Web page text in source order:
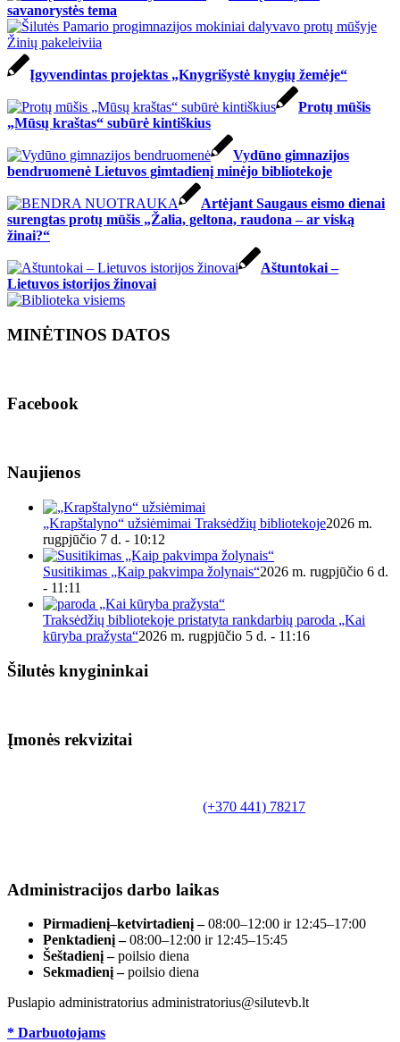
savanorystės tema
Įgyvendintas projektas „Knygrišystė knygių žemėje“
Protų mūšis
„Mūsų kraštas“ subūrė kintiškius
Vydūno gimnazijos
bendruomenė Lietuvos gimtadienį minėjo bibliotekoje
Artėjant Saugaus eismo dienai
surengtas protų mūšis „Žalia, geltona, raudona – ar viską
žinai?“
Aštuntokai –
Lietuvos istorijos žinovai
MINĖTINOS DATOS
Facebook
Naujienos
„Krapštalyno“ užsiėmimai Traksėdžių bibliotekoje2026 m.
rugpjūčio 7 d. - 10:12
Susitikimas „Kaip pakvimpa žolynais“2026 m. rugpjūčio 6 d.
- 11:11
Traksėdžių bibliotekoje pristatyta rankdarbių paroda „Kai
kūryba pražysta“2026 m. rugpjūčio 5 d. - 11:16
Šilutės knygininkai
Įmonės rekvizitai
(+370 441) 78217
Administracijos darbo laikas
Pirmadienį–ketvirtadienį –08:00–12:00 ir 12:45–17:00
Penktadienį –08:00–12:00 ir 12:45–15:45
Šeštadienį –poilsio diena
Sekmadienį –poilsio diena
Puslapio administratorius administratorius@silutevb.lt
* Darbuotojams